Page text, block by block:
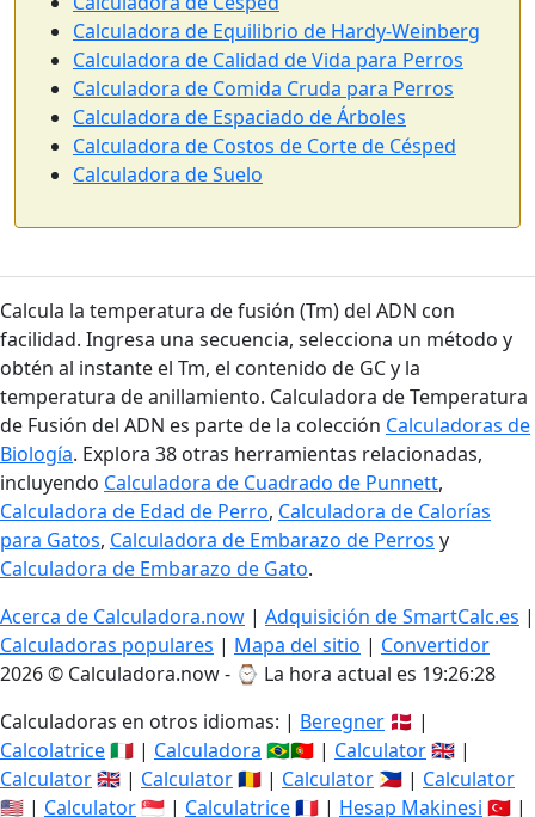
Calculadora de Equilibrio de Hardy-Weinberg
Calculadora de Calidad de Vida para Perros
Calculadora de Comida Cruda para Perros
Calculadora de Espaciado de Árboles
Calculadora de Costos de Corte de Césped
Calculadora de Suelo
Calcula la temperatura de fusión (Tm) del ADN con
facilidad. Ingresa una secuencia, selecciona un método y
obtén al instante el Tm, el contenido de GC y la
temperatura de anillamiento. Calculadora de Temperatura
de Fusión del ADN es parte de la colección Calculadoras de
Biología. Explora 38 otras herramientas relacionadas,
incluyendo Calculadora de Cuadrado de Punnett,
Calculadora de Edad de Perro, Calculadora de Calorías
para Gatos, Calculadora de Embarazo de Perros y
Calculadora de Embarazo de Gato.
Acerca de Calculadora.now | Adquisición de SmartCalc.es |
Calculadoras populares | Mapa del sitio | Convertidor
2026 © Calculadora.now - ⌚ La hora actual es 19:26:29
Calculadoras en otros idiomas: | Beregner 🇩🇰 |
Calcolatrice🇮🇹 | Calculadora 🇧🇷🇵🇹 | Calculator🇬🇧 |
Calculator🇬🇧 | Calculator🇷🇴 | Calculator 🇵🇭 | Calculator
🇺🇸 | Calculator🇸🇬 | Calculatrice🇫🇷 | Hesap Makinesi 🇹🇷 |